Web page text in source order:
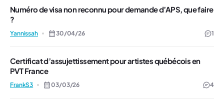
Numéro de visa non reconnu pour demande d’APS, que faire
?
Yannissah 30/04/26 1
Certificat d’assujettissement pour artistes québécois en
PVT France
FrankS3 03/03/26 4